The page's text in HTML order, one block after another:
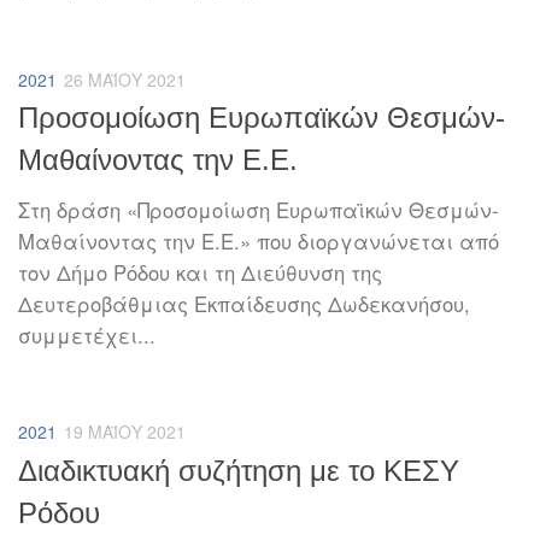
2021 26 ΜΑΪ́ΟΥ 2021
Προσομοίωση Ευρωπαϊκών Θεσμών-
Μαθαίνοντας την Ε.Ε.
Στη δράση «Προσομοίωση Ευρωπαϊκών Θεσμών-
Μαθαίνοντας την Ε.Ε.» που διοργανώνεται από
τον Δήμο Ρόδου και τη Διεύθυνση της
Δευτεροβάθμιας Εκπαίδευσης Δωδεκανήσου,
συμμετέχει...
2021 19 ΜΑΪ́ΟΥ 2021
Διαδικτυακή συζήτηση με το ΚΕΣΥ
Ρόδου